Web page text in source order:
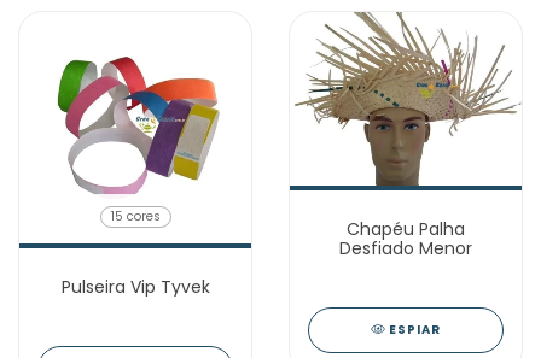
15 cores
Pulseira Vip Tyvek
Chapéu Palha
Desfiado Menor
ESPIAR